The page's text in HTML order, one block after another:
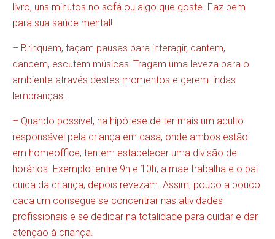
livro, uns minutos no sofá ou algo que goste. Faz bem
para sua saúde mental!
– Brinquem, façam pausas para interagir, cantem,
dancem, escutem músicas! Tragam uma leveza para o
ambiente através destes momentos e gerem lindas
lembranças.
– Quando possível, na hipótese de ter mais um adulto
responsável pela criança em casa, onde ambos estão
em homeoffice, tentem estabelecer uma divisão de
horários. Exemplo: entre 9h e 10h, a mãe trabalha e o pai
cuida da criança, depois revezam. Assim, pouco a pouco
cada um consegue se concentrar nas atividades
profissionais e se dedicar na totalidade para cuidar e dar
atenção à criança.